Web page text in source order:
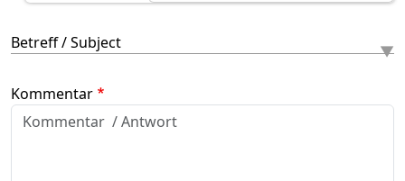
Betreff / Subject
Kommentar